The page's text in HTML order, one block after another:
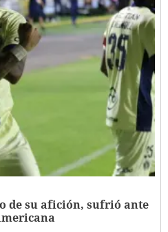
de su afición, sufrió ante